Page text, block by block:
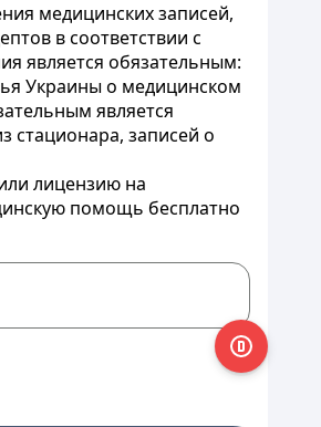
медицинских записей,
в соответствии с
является обязательным:
Украины о медицинском
является
стационара, записей о
лицензию на
помощь бесплатно